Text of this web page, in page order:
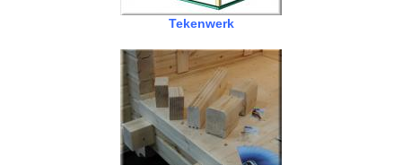
Tekenwerk